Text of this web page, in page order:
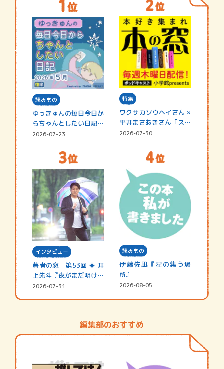
読みもの
ゆっきゅんの毎日今日か
らちゃんとしたい日記
☆202…
2026-07-23
特集
ワクサカソウヘイさん ×
平井まさあきさん「スペ
シャ…
2026-07-30
インタビュー
著者の窓 第53回 ◈ 井
上先斗『夜がまだ明けな
い』
2026-07-31
読みもの
伊藤佐凪『星の集う場
所』
2026-08-05
編集部のおすすめ